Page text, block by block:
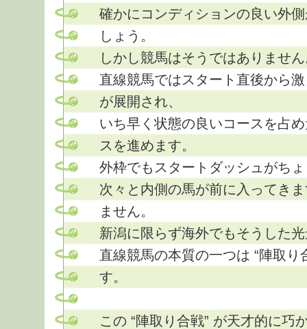
確かにコンディションの良い外
しょう。
しかし競馬はそうではありませ
直線競馬ではスタート直後から
が展開され、
いち早く状態の良いコースを占
スを進めます。
外枠でもスタートダッシュがち
次々と内側の馬が前に入ってき
ません。
新潟に限らず海外でもそうした
直線競馬の本質の一つは “陣取り
す。
この “陣取り合戦” が天才的に巧